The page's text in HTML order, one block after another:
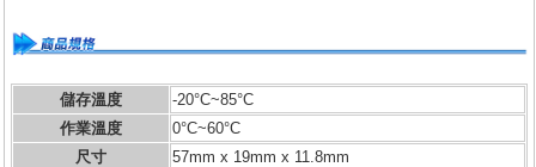
儲存溫度
-20°C~85°C
作業溫度
0°C~60°C
尺寸
57mm x 19mm x 11.8mm